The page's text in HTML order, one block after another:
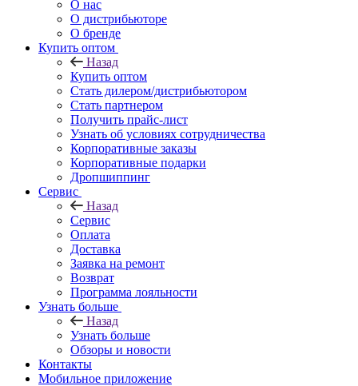
О нас
О дистрибьюторе
О бренде
Купить оптом
Назад
Купить оптом
Стать дилером/дистрибьютором
Стать партнером
Получить прайс-лист
Узнать об условиях сотрудничества
Корпоративные заказы
Корпоративные подарки
Дропшиппинг
Сервис
Назад
Сервис
Оплата
Доставка
Заявка на ремонт
Возврат
Программа лояльности
Узнать больше
Назад
Узнать больше
Обзоры и новости
Контакты
Мобильное приложение